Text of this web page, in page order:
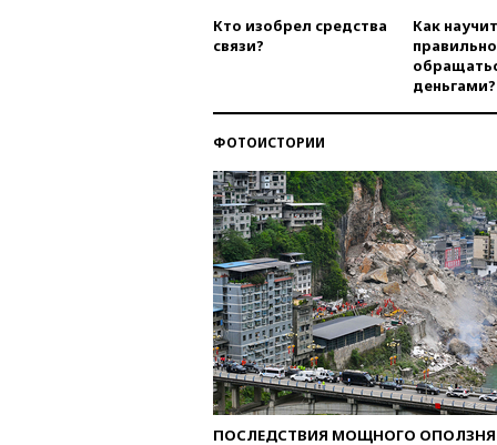
Кто изобрел средства
связи?
Как
правильно
деньгами?
ФОТОИСТОРИИ
ПОСЛЕДСТВИЯ МОЩНОГО ОПОЛЗНЯ